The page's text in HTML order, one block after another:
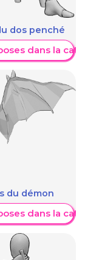
dos penché
dans la
du démon
dans la